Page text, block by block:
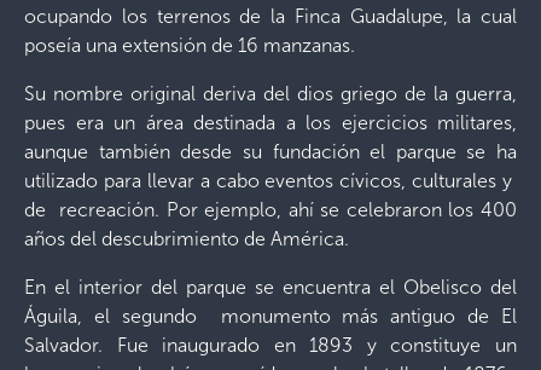
ocupando los terrenos de la Finca Guadalupe, la cual
poseía una extensión de 16 manzanas.
Su nombre original deriva del dios griego de la guerra,
pues era un área destinada a los ejercicios militares,
aunque también desde su fundación el parque se ha
utilizado para llevar a cabo eventos cívicos, culturales y
de recreación. Por ejemplo, ahí se celebraron los 400
años del descubrimiento de América.
En el interior del parque se encuentra el Obelisco del
Águila, el segundo monumento más antiguo de El
Salvador. Fue inaugurado en 1893 y constituye un